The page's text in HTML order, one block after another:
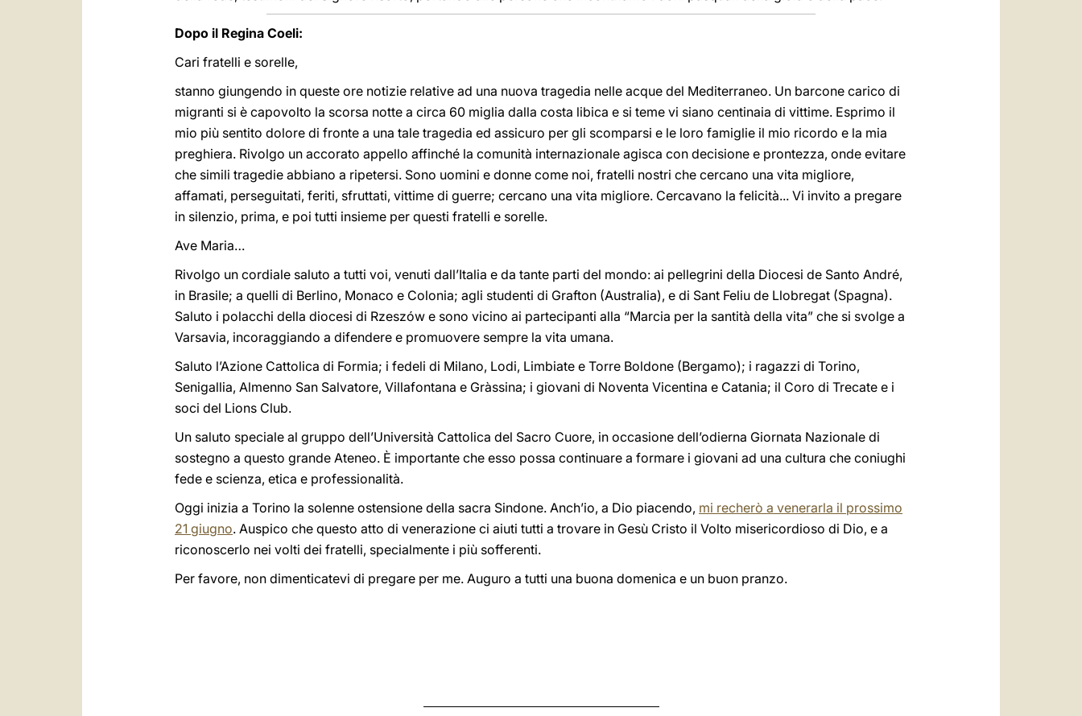
Dopo il Regina Coeli:
Cari fratelli e sorelle,
stanno giungendo in queste ore notizie relative ad una nuova tragedia nelle acque del Mediterraneo. Un barcone carico di
migranti si è capovolto la scorsa notte a circa 60 miglia dalla costa libica e si teme vi siano centinaia di vittime. Esprimo il
mio più sentito dolore di fronte a una tale tragedia ed assicuro per gli scomparsi e le loro famiglie il mio ricordo e la mia
preghiera. Rivolgo un accorato appello affinché la comunità internazionale agisca con decisione e prontezza, onde evitare
che simili tragedie abbiano a ripetersi. Sono uomini e donne come noi, fratelli nostri che cercano una vita migliore,
affamati, perseguitati, feriti, sfruttati, vittime di guerre; cercano una vita migliore. Cercavano la felicità... Vi invito a pregare
in silenzio, prima, e poi tutti insieme per questi fratelli e sorelle.
Ave Maria…
Rivolgo un cordiale saluto a tutti voi, venuti dall’Italia e da tante parti del mondo: ai pellegrini della Diocesi de Santo André,
in Brasile; a quelli di Berlino, Monaco e Colonia; agli studenti di Grafton (Australia), e di Sant Feliu de Llobregat (Spagna).
Saluto i polacchi della diocesi di Rzeszów e sono vicino ai partecipanti alla “Marcia per la santità della vita” che si svolge a
Varsavia, incoraggiando a difendere e promuovere sempre la vita umana.
Saluto l’Azione Cattolica di Formia; i fedeli di Milano, Lodi, Limbiate e Torre Boldone (Bergamo); i ragazzi di Torino,
Senigallia, Almenno San Salvatore, Villafontana e Gràssina; i giovani di Noventa Vicentina e Catania; il Coro di Trecate e i
soci del Lions Club.
Un saluto speciale al gruppo dell’Università Cattolica del Sacro Cuore, in occasione dell’odierna Giornata Nazionale di
sostegno a questo grande Ateneo. È importante che esso possa continuare a formare i giovani ad una cultura che coniughi
fede e scienza, etica e professionalità.
Oggi inizia a Torino la solenne ostensione della sacra Sindone. Anch’io, a Dio piacendo, mi recherò a venerarla il prossimo
21 giugno. Auspico che questo atto di venerazione ci aiuti tutti a trovare in Gesù Cristo il Volto misericordioso di Dio, e a
riconoscerlo nei volti dei fratelli, specialmente i più sofferenti.
Per favore, non dimenticatevi di pregare per me. Auguro a tutti una buona domenica e un buon pranzo.